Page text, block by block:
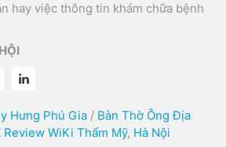
hay việc thông tin khám chữa bệnh
Hưng Phú Gia / Bàn Thờ Ông Địa
Review WiKi Thẩm Mỹ, Hà Nội